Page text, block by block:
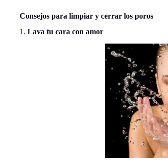
Consejos para limpiar y cerrar los poros
1. Lava tu cara con amor